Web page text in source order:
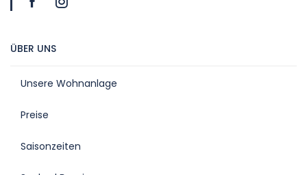
ÜBER UNS
Unsere Wohnanlage
Preise
Saisonzeiten